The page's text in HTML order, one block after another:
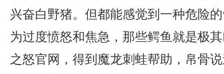
兴奋白野猪。但都能感觉到一种危险
为过度愤怒和焦急，那些鳄鱼就是极
之怒官网，得到魔龙刺蛙帮助，帛骨